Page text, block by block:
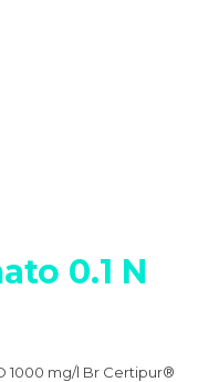
0.1 N
1000 mg/l Br Certipur®